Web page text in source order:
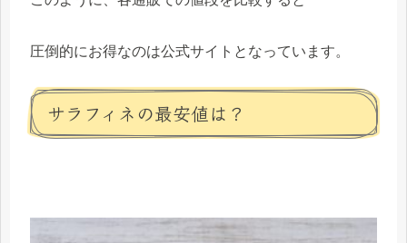
圧倒的にお得なのは公式サイトとなっています。
サラフィネの最安値は？